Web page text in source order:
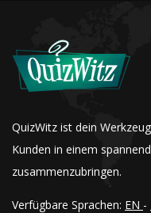
QuizWitz ist dein
Kunden in einem
zusammenzubringen.
Verfügbare Sprachen: EN -